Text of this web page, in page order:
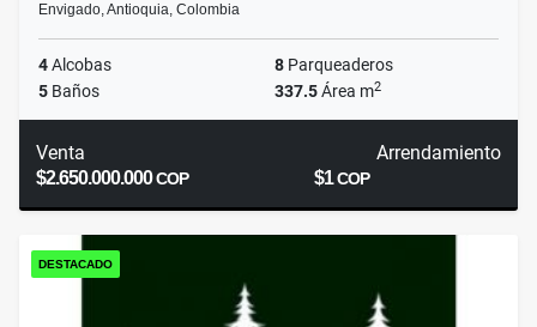
Envigado, Antioquia, Colombia
4Alcobas 8 Parqueaderos
5 Baños 337.5Área m2
Venta
$2.650.000.000COP
Arrendamiento
$1COP
DESTACADO